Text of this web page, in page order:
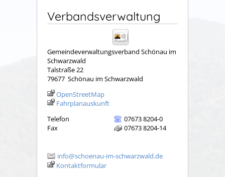
Verbandsverwaltung
Gemeindeverwaltungsverband Schönau im
Schwarzwald
Talstraße 22
79677 Schönau im Schwarzwald
OpenStreetMap
Fahrplanauskunft
Telefon
07673 8204-0
Fax
07673 8204-14
info@schoenau-im-schwarzwald.de
Kontaktformular